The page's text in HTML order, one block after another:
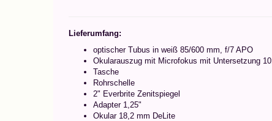
Lieferumfang:
optischer Tubus in weiß 85/600 mm, f/7 APO
Okularauszug mit Microfokus mit Untersetzung
Tasche
Rohrschelle
2" Everbrite Zenitspiegel
Adapter 1,25"
Okular 18,2 mm DeLite